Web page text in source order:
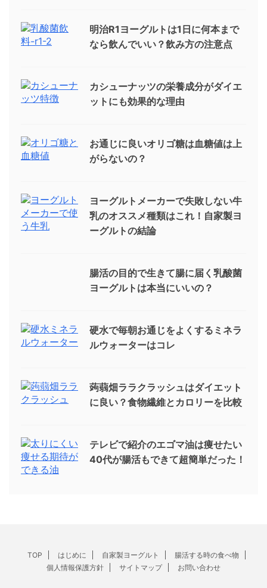
明治R1ヨーグルトは1日に何本まで
なら飲んでいい？飲み方の注意点
カシューナッツの栄養成分がダイエ
ットにも効果的な理由
お通じに良いオリゴ糖は血糖値は上
がらないの？
ヨーグルトメーカーで失敗しない牛
乳のオススメ種類はこれ！自家製ヨ
ーグルトの結論
腸活の目的で生きて腸に届く乳酸菌
ヨーグルトは本当にいいの？
硬水で毎朝お通じをよくするミネラ
ルウォーターはコレ
蒟蒻畑ララクラッシュはダイエット
に良い？食物繊維とカロリーを比較
テレビで紹介のエゴマ油は痩せたい
40代が腸活もできて超簡単だった！
TOP はじめに 自家製ヨーグルト
腸活する時の食べ物
個人情報保護方針
サイトマップ お問い合わせ